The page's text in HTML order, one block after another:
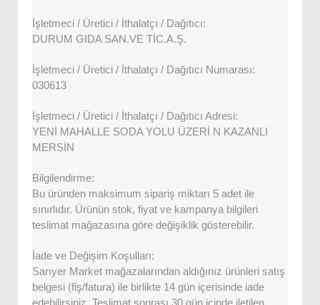
İşletmeci / Üretici / İthalatçı / Dağıtıcı:
DURUM GIDA SAN.VE TİC.A.Ş.
İşletmeci / Üretici / İthalatçı / Dağıtıcı Numarası:
030613
İşletmeci / Üretici / İthalatçı / Dağıtıcı Adresi:
YENİ MAHALLE SODA YOLU ÜZERİ N KAZANLI
MERSİN
Bilgilendirme:
Bu üründen maksimum sipariş miktarı 5 adet ile
sınırlıdır. Ürünün stok, fiyat ve kampanya bilgileri
teslimat mağazasına göre değişiklik gösterebilir.
İade ve Değişim Koşulları:
Sarıyer Market mağazalarından aldığınız ürünleri satış
belgesi (fiş/fatura) ile birlikte 14 gün içerisinde iade